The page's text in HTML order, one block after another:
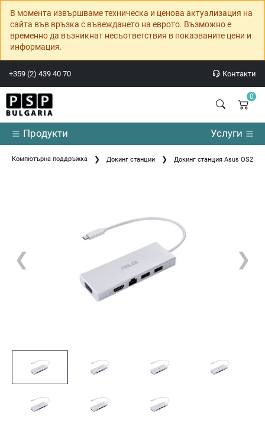
В момента извършваме техническа и ценова актуализация на
сайта във връзка с въвеждането на еврото. Възможно е
временно да възникнат несъответствия в показваните цени и
информация.
+359 (2) 439 40 70 Контакти
0
Продукти Услуги
Компютърна поддръжка Докинг станции Докинг станция Asus OS200
❮ ❯